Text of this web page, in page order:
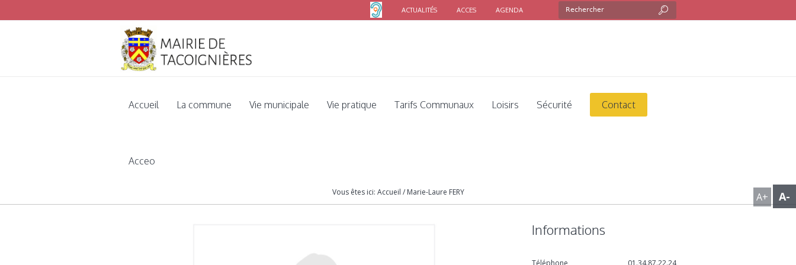
ACTUALITÉS ACCES AGENDA
Accueil La commune Vie municipale Vie pratique Tarifs Communaux Loisirs Sécurité Contact
Acceo
A+ A-
Vous êtes ici: Accueil / Marie-Laure FERY
Informations
Téléphone 01.34.87.22.24